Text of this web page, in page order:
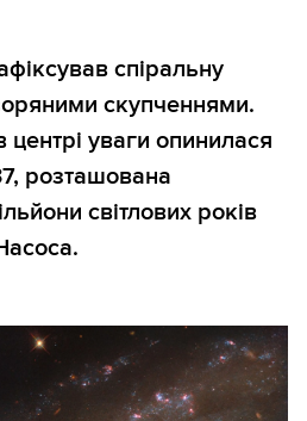
спіральну
скупченнями.
уваги опинилася
розташована
світлових років